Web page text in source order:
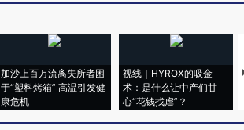
加沙上百万流离失所者困
于“塑料烤箱” 高温引发健
康危机
视线｜HYROX的吸金
术：是什么让中产们甘
心“花钱找虐”？